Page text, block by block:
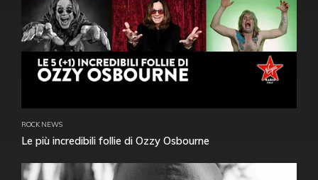
ROCK NEWS
Le più incredibili follie di Ozzy Osbourne